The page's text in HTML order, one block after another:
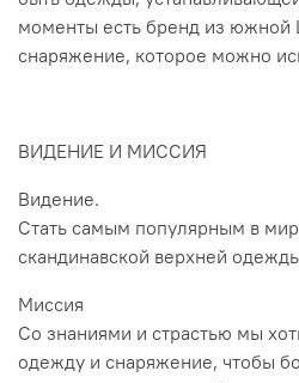
моменты есть бренд из
снаряжение, которое можно
ВИДЕНИЕ И МИССИЯ
Видение.
Стать самым популярным в
скандинавской верхней
Миссия
Со знаниями и страстью мы
одежду и снаряжение, чтобы